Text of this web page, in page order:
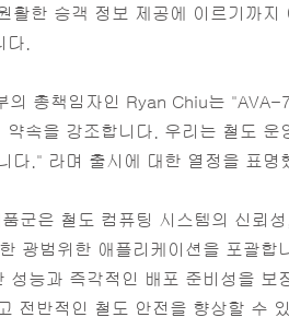
활한 승객 정보 제공에 이르기까
.
의 총책임자인 Ryan Chiu는
속을 강조합니다. 우리는 철도
다." 라며 출시에 대한 열정을 표명
군은 철도 컴퓨팅 시스템의 신뢰
광범위한 애플리케이션을 포괄합
능과 즉각적인 배포 준비성을 보
전반적인 철도 안전을 향상할 수